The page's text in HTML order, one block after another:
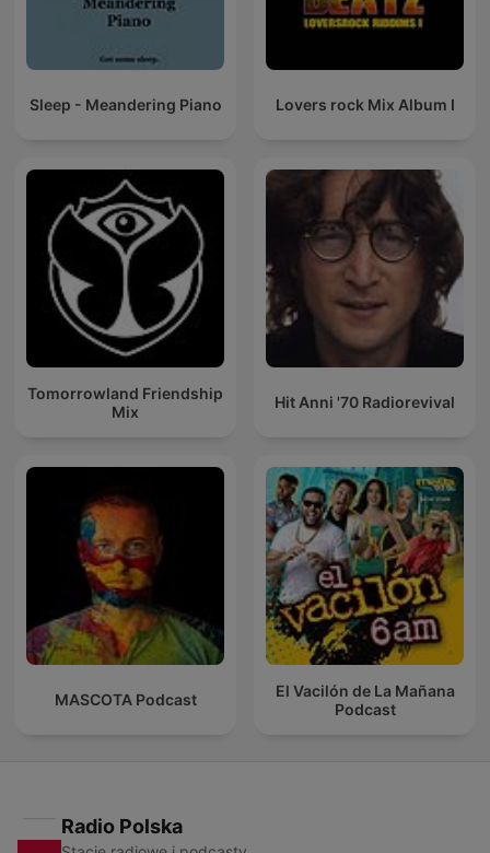
Sleep - Meandering Piano Lovers rock Mix Album I
Tomorrowland Friendship
Mix
Hit Anni '70 Radiorevival
MASCOTA Podcast
El Vacilón de La Mañana
Podcast
Radio Polska